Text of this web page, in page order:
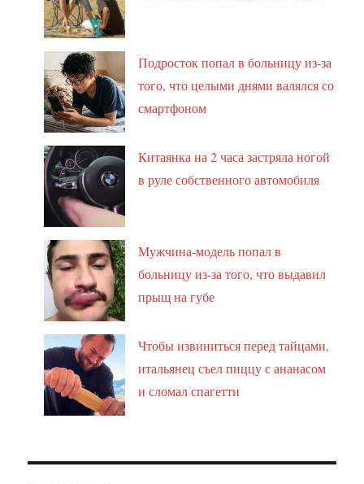
Подросток попал в больницу из-за
того, что целыми днями валялся со
смартфоном
Китаянка на 2 часа застряла ногой
в руле собственного автомобиля
Мужчина-модель попал в
больницу из-за того, что выдавил
прыщ на губе
Чтобы извиниться перед тайцами,
итальянец съел пиццу с ананасом
и сломал спагетти